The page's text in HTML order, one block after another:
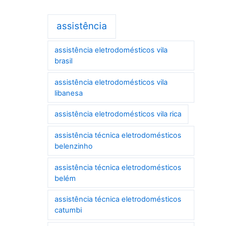
assistência
assistência eletrodomésticos vila
brasil
assistência eletrodomésticos vila
libanesa
assistência eletrodomésticos vila rica
assistência técnica eletrodomésticos
belenzinho
assistência técnica eletrodomésticos
belém
assistência técnica eletrodomésticos
catumbi